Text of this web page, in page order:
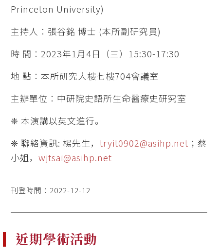
Princeton University)
主持人：張谷銘 博士 (本所副研究員)
時 間：2023年1月4日（三）15:30-17:30
地 點：本所研究大樓七樓704會議室
主辦單位：中研院史語所生命醫療史研究室
❈ 本演講以英文進行。
❈ 聯絡資訊: 楊先生， tryit0902@asihp.net ；蔡
小姐， wjtsai@asihp.net
刊登時間：2022-12-12
近期學術活動